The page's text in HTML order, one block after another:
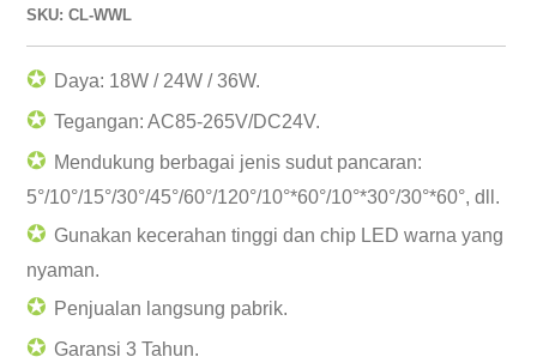
SKU: CL-WWL
✪ Daya: 18W / 24W / 36W.
✪ Tegangan: AC85-265V/DC24V.
✪ Mendukung berbagai jenis sudut pancaran:
5°/10°/15°/30°/45°/60°/120°/10°*60°/10°*30°/30°*60°, dll.
✪ Gunakan kecerahan tinggi dan chip LED warna yang
nyaman.
✪ Penjualan langsung pabrik.
✪ Garansi 3 Tahun.